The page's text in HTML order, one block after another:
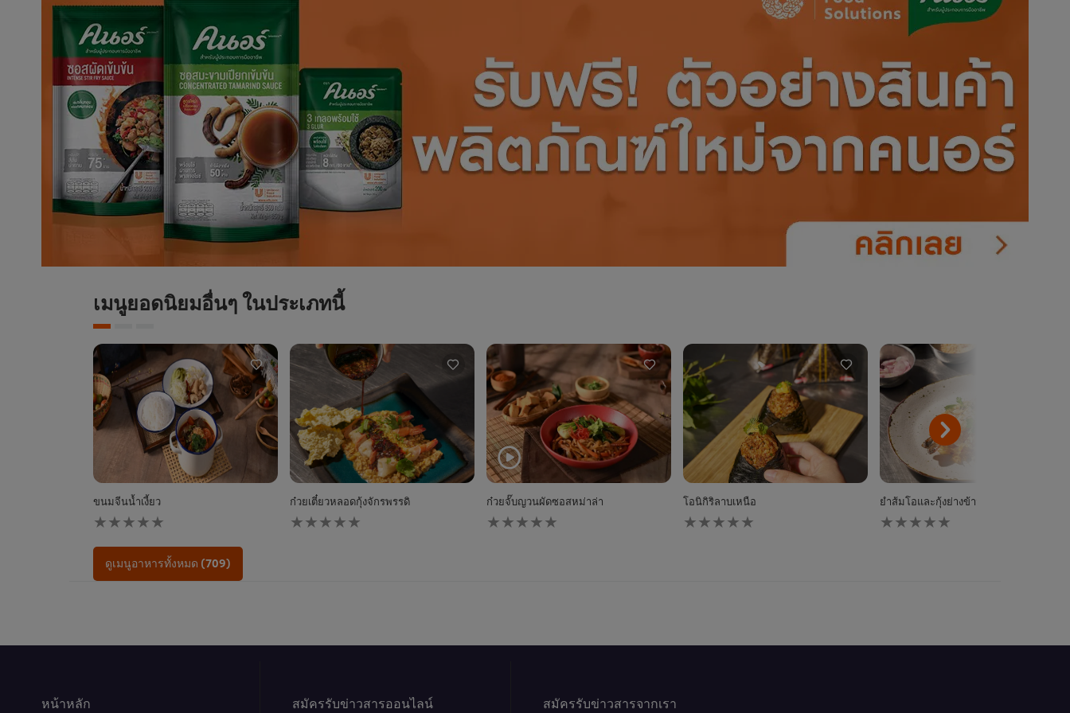
เมนูยอดนิยมอื่นๆ ในประเภทนี้
ขนมจีนน้ำเงี้ยว
ไม่มี
การ
ให้
คะแนน
สำหรับ
ก๋วยเตี๋ยวหลอดกุ้งจักรพรรดิ
ไม่มี
การ
ก๋วยจั๊บญวนผัดซอสหม่าล่า
ไม่มี
การ
โอนิกิริลาบเหนือ
ไม่มี
การ
ยำส้มโอและกุ้งย่างข้าวกรอบ
ไม่มี
การ
ดูเมนูอาหารทั้งหมด (709)
หน้าหลัก สมัครรับข่าวสารออนไลน์ สมัครรับข่าวสารจากเรา